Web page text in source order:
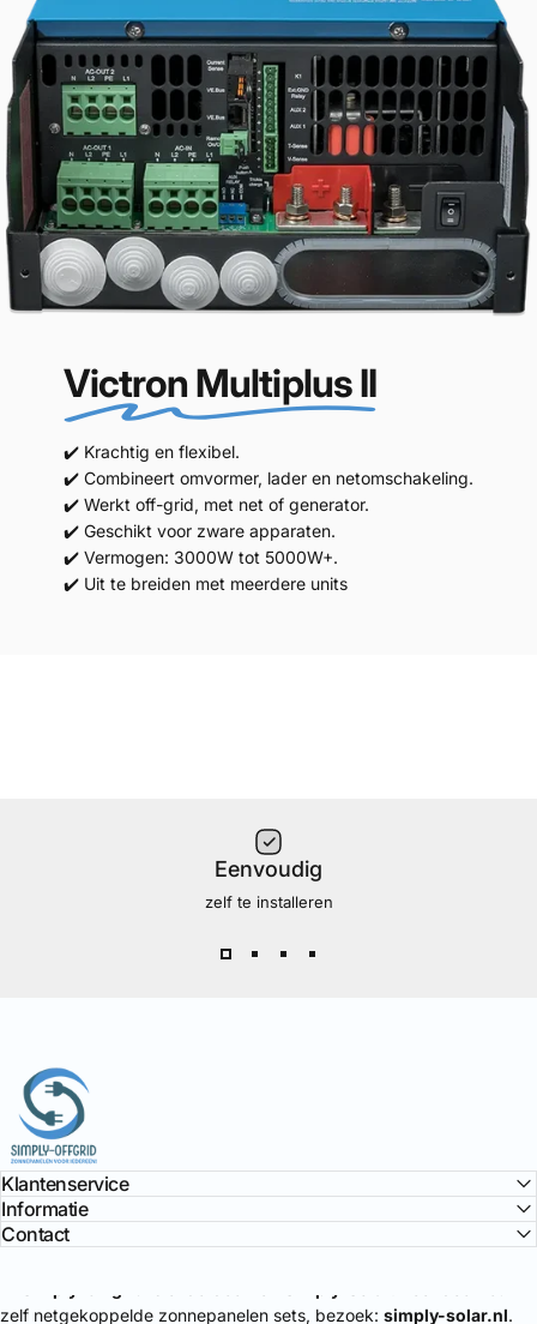
Victron Multiplus II
✔️ Krachtig en flexibel.
✔️ Combineert omvormer, lader en netomschakeling.
✔️ Werkt off-grid, met net of generator.
✔️ Geschikt voor zware apparaten.
✔️ Vermogen: 3000W tot 5000W+.
✔️ Uit te breiden met meerdere units
Eenvoudig
zelf te installeren
Simply Offgrid
Klantenservice
Informatie
Contact
zelf netgekoppelde zonnepanelen sets, bezoek: simply-solar.nl.